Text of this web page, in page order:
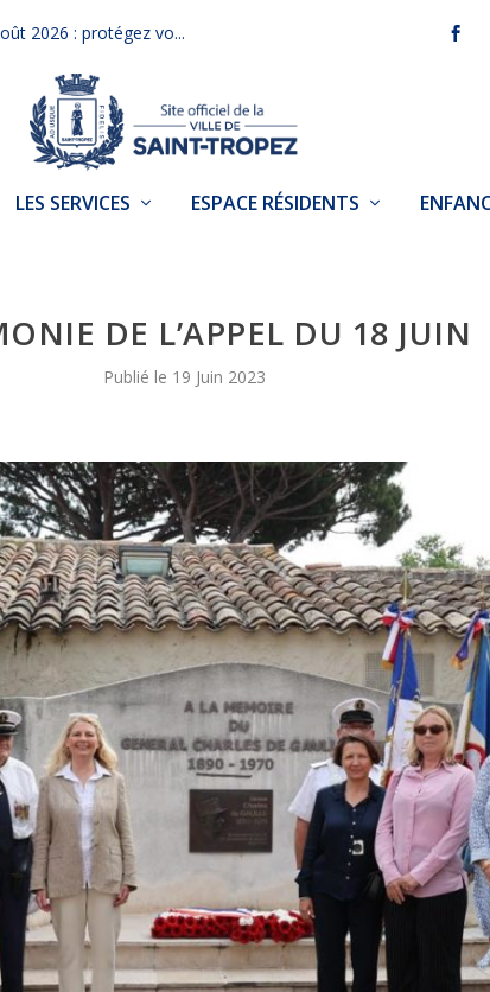
2026 : protégez vo...
LES SERVICES ESPACE RÉSIDENTS
DE L’APPEL DU 18 JUIN
19 Juin 2023